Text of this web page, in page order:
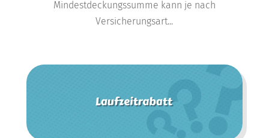
Mindestdeckungssumme kann je nach
Versicherungsart...